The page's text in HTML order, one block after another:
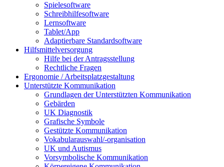
Spielesoftware
Schreibhilfesoftware
Lernsoftware
Tablet/App
Adaptierbare Standardsoftware
Hilfsmittelversorgung
Hilfe bei der Antragsstellung
Rechtliche Fragen
Ergonomie / Arbeitsplatzgestaltung
Unterstützte Kommunikation
Grundlagen der Unterstützten Kommunikation
Gebärden
UK Diagnostik
Grafische Symbole
Gestützte Kommunikation
Vokabularauswahl/-organisation
UK und Autismus
Vorsymbolische Kommunikation